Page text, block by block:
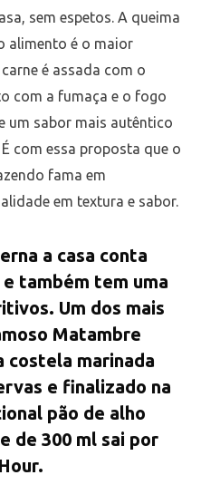
sem espetos. A queima
alimento é o maior
é assada com o
com a fumaça e o fogo
um sabor mais autêntico
com essa proposta que o
fama em
em textura e sabor.
a casa conta
também tem uma
Um dos mais
Matambre
costela marinada
e finalizado na
pão de alho
de 300 ml sai por